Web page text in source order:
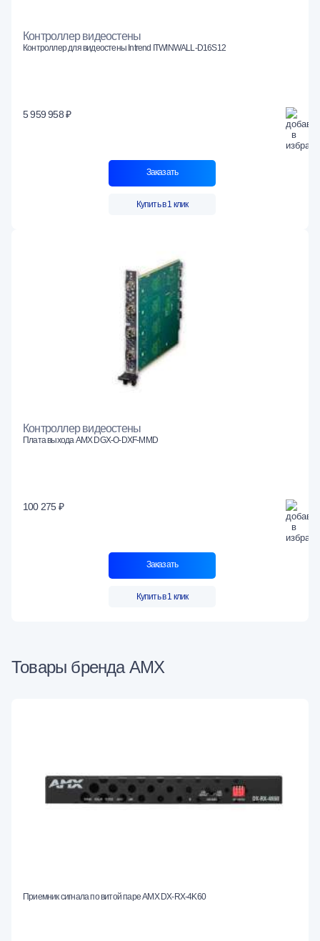
Контроллер видеостены
Контроллер для видеостены Intrend ITWINWALL-D16S12
5 959 958 ₽
Заказать
Купить в 1 клик
Контроллер видеостены
Плата выхода AMX DGX-O-DXF-MMD
100 275 ₽
Заказать
Купить в 1 клик
Товары бренда AMX
Приемник сигнала по витой паре AMX DX-RX-4K60